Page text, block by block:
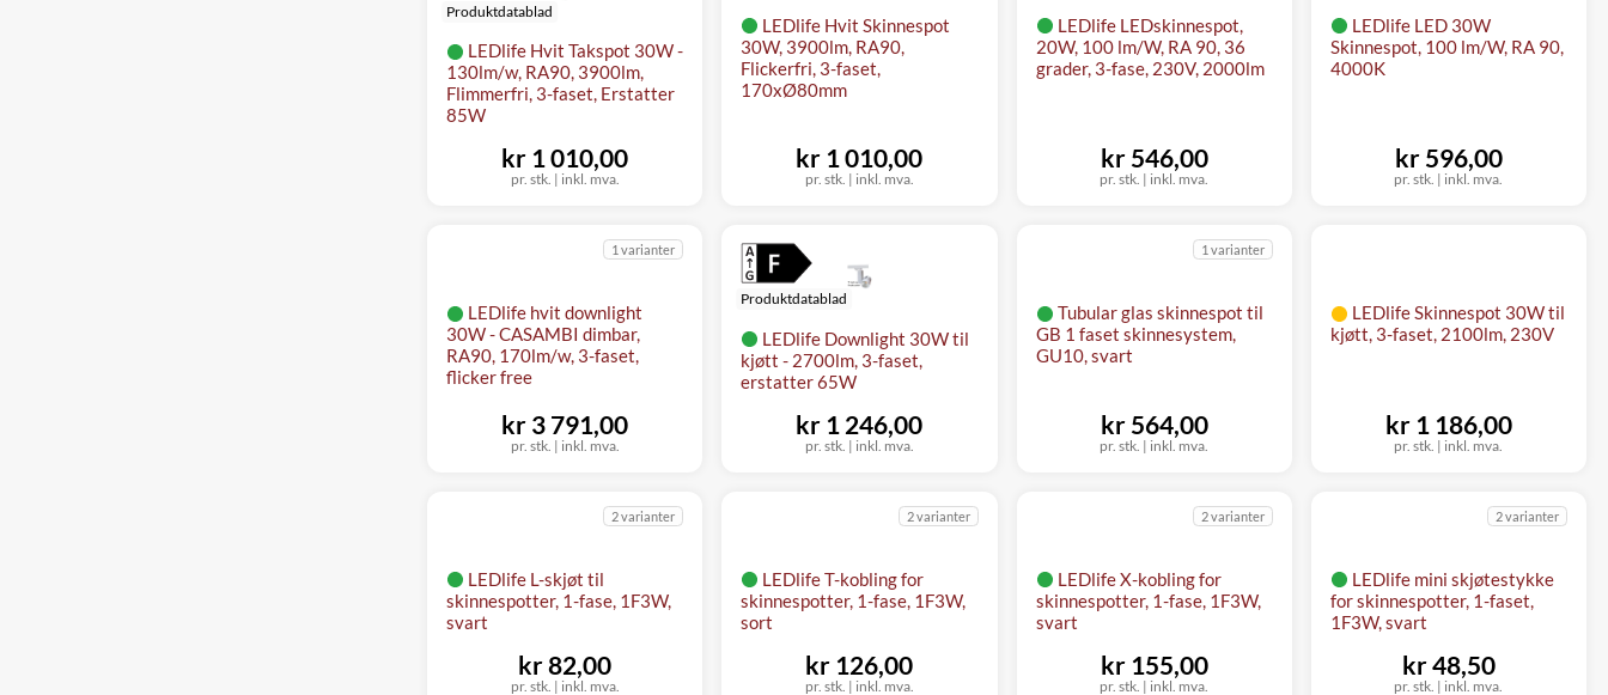
LEDlife Hvit Takspot 30W -
130lm/w, RA90, 3900lm,
Flimmerfri, 3-faset, Erstatter
85W
Produktdatablad
pr. stk. | inkl. mva.
kr 1 010,00
LEDlife Hvit Skinnespot
30W, 3900lm, RA90,
Flickerfri, 3-faset,
170xØ80mm
pr. stk. | inkl. mva.
kr 1 010,00
LEDlife LEDskinnespot,
20W, 100 lm/W, RA 90, 36
grader, 3-fase, 230V, 2000lm
pr. stk. | inkl. mva.
kr 546,00
LEDlife LED 30W
Skinnespot, 100 lm/W, RA 90,
4000K
pr. stk. | inkl. mva.
kr 596,00
LEDlife hvit downlight
30W - CASAMBI dimbar,
RA90, 170lm/w, 3-faset,
flicker free
1 varianter
pr. stk. | inkl. mva.
kr 3 791,00
LEDlife Downlight 30W til
kjøtt - 2700lm, 3-faset,
erstatter 65W
Produktdatablad
pr. stk. | inkl. mva.
kr 1 246,00
Tubular glas skinnespot til
GB 1 faset skinnesystem,
GU10, svart
1 varianter
pr. stk. | inkl. mva.
kr 564,00
LEDlife Skinnespot 30W til
kjøtt, 3-faset, 2100lm, 230V
pr. stk. | inkl. mva.
kr 1 186,00
LEDlife L-skjøt til
skinnespotter, 1-fase, 1F3W,
svart
2 varianter
pr. stk. | inkl. mva.
kr 82,00
LEDlife T-kobling for
skinnespotter, 1-fase, 1F3W,
sort
2 varianter
pr. stk. | inkl. mva.
kr 126,00
LEDlife X-kobling for
skinnespotter, 1-fase, 1F3W,
svart
2 varianter
pr. stk. | inkl. mva.
kr 155,00
LEDlife mini skjøtestykke
for skinnespotter, 1-faset,
1F3W, svart
2 varianter
pr. stk. | inkl. mva.
kr 48,50